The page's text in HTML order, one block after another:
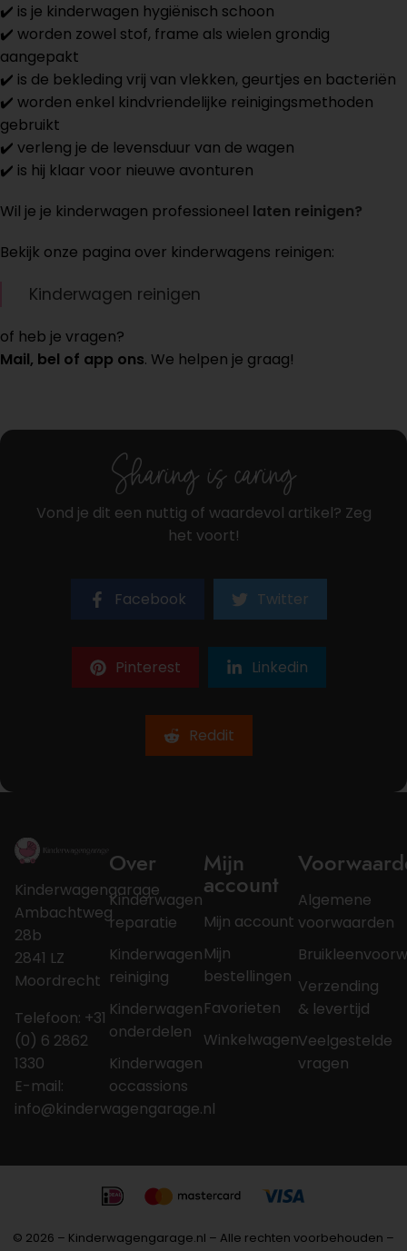
✔️ is je kinderwagen hygiënisch schoon
✔️ worden zowel stof, frame als wielen grondig
aangepakt
✔️ is de bekleding vrij van vlekken, geurtjes en bacteriën
✔️ worden enkel kindvriendelijke reinigingsmethoden
gebruikt
✔️ verleng je de levensduur van de wagen
✔️ is hij klaar voor nieuwe avonturen
Wil je je kinderwagen professioneel laten reinigen?
Bekijk onze pagina over kinderwagens reinigen:
Kinderwagen reinigen
of heb je vragen?
Mail, bel of app ons. We helpen je graag!
Sharing is caring
Vond je dit een nuttig of waardevol artikel? Zeg
het voort!
Facebook Twitter
Pinterest Linkedin
Reddit
Kinderwagengarage
Ambachtweg
28b
2841 LZ
Moordrecht
Telefoon: +31
(0) 6 2862
1330
E-mail:
info@kinderwagengarage.nl
Over
Kinderwagen
reparatie
Kinderwagen
reiniging
Kinderwagen
onderdelen
Kinderwagen
occassions
Mijn
account
Mijn account
Mijn
bestellingen
Favorieten
Winkelwagen
Algemene
voorwaarden
Verzending
& levertijd
Veelgestelde
vragen
© 2026 – Kinderwagengarage.nl – Alle rechten voorbehouden –